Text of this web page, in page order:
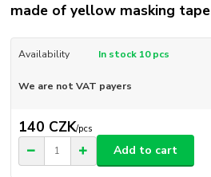
made of yellow masking tape
Availability In stock 10 pcs
We are not VAT payers
140 CZK/pcs
Add to cart